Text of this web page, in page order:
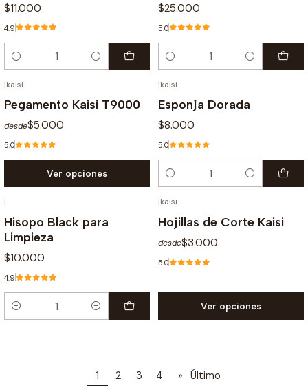
$11.000
4.9
Cantidad
$25.000
5.0
Cantidad
|kaisi
Pegamento Kaisi T9000
desde$5.000
5.0
Ver opciones
|kaisi
Esponja Dorada
$8.000
5.0
Cantidad
|
Hisopo Black para
Limpieza
$10.000
4.9
Cantidad
|kaisi
Hojillas de Corte Kaisi
desde$3.000
5.0
Ver opciones
1 2 3 4 » Último